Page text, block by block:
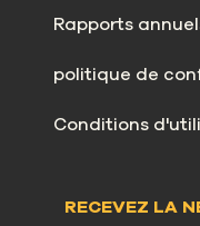
Rapports
politique de
Conditions
RECEVEZ LA